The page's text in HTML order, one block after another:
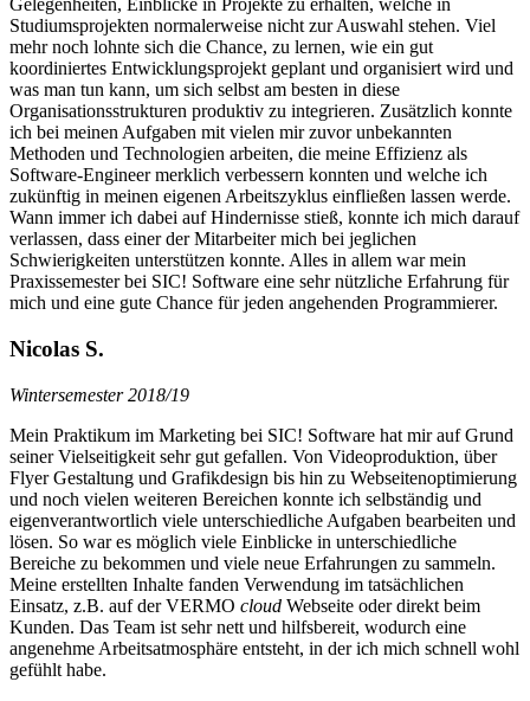
Gelegenheiten, Einblicke in Projekte zu erhalten, welche in
Studiumsprojekten normalerweise nicht zur Auswahl stehen. Viel
mehr noch lohnte sich die Chance, zu lernen, wie ein gut
koordiniertes Entwicklungsprojekt geplant und organisiert wird und
was man tun kann, um sich selbst am besten in diese
Organisationsstrukturen produktiv zu integrieren. Zusätzlich konnte
ich bei meinen Aufgaben mit vielen mir zuvor unbekannten
Methoden und Technologien arbeiten, die meine Effizienz als
Software-Engineer merklich verbessern konnten und welche ich
zukünftig in meinen eigenen Arbeitszyklus einfließen lassen werde.
Wann immer ich dabei auf Hindernisse stieß, konnte ich mich darauf
verlassen, dass einer der Mitarbeiter mich bei jeglichen
Schwierigkeiten unterstützen konnte. Alles in allem war mein
Praxissemester bei SIC! Software eine sehr nützliche Erfahrung für
mich und eine gute Chance für jeden angehenden Programmierer.
Nicolas S.
Wintersemester 2018/19
Mein Praktikum im Marketing bei SIC! Software hat mir auf Grund
seiner Vielseitigkeit sehr gut gefallen. Von Videoproduktion, über
Flyer Gestaltung und Grafikdesign bis hin zu Webseitenoptimierung
und noch vielen weiteren Bereichen konnte ich selbständig und
eigenverantwortlich viele unterschiedliche Aufgaben bearbeiten und
lösen. So war es möglich viele Einblicke in unterschiedliche
Bereiche zu bekommen und viele neue Erfahrungen zu sammeln.
Meine erstellten Inhalte fanden Verwendung im tatsächlichen
Einsatz, z.B. auf der VERMO cloud Webseite oder direkt beim
Kunden. Das Team ist sehr nett und hilfsbereit, wodurch eine
angenehme Arbeitsatmosphäre entsteht, in der ich mich schnell wohl
gefühlt habe.